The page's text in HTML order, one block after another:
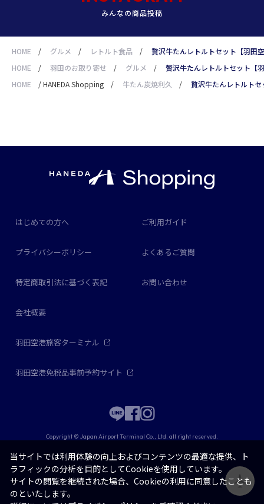
HOME / グルメ / レトルト食品 /
贅沢牛たんレトルトセット【羽田
HOME
/ 羽田のお取り寄せ / グルメ /
贅沢牛たんレトルトセット【
HOME
/HANEDA Shopping / 牛たん炭焼利久 / 贅沢牛たんレトルト
みんなの商品投稿
はじめての方へ ご利用ガイド
プライバシーポリシー よくあるご質問
特定商取引法に基づく表記 お問い合わせ
会社概要
羽田空港旅客ターミナル
羽田空港免税品事前予約サイト
Copyright © Japan Airport Terminal Co., Ltd. all right reserved.
当サイトでは利用体験の向上およびコンテンツの最適な提供、ト
ラフィックの分析を目的としてCookieを使用しています。
サイトの閲覧を継続された場合、Cookieの利用に同意したことも
のといたします。